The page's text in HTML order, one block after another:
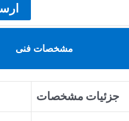
مشخصات فنی
جزئیات مشخصات